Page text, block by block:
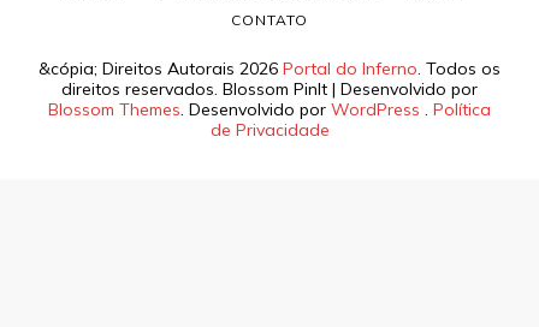
&cópia; Direitos Autorais 2026 Portal do Inferno. Todos os
direitos reservados. Blossom PinIt | Desenvolvido por
Blossom Themes. Desenvolvido por WordPress . Política
de Privacidade
CONTATO